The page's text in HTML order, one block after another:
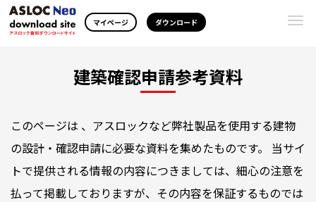
マイページ ダウンロード
建築確認申請参考資料
このページは 、アスロックなど弊社製品を使用する建物
の設計・確認申請に必要な資料を集めたものです。 当サイ
トで提供される情報の内容につきましては、細心の注意を
払って掲載しておりますが、その内容を保証するものでは